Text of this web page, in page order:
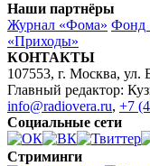
Наши партнёры
Журнал «Фома» Фонд
«Приходы»
КОНТАКТЫ
107553, г. Москва, ул.
Главный редактор:
info@radiovera.ru, +7
Социальные сети
Стриминги